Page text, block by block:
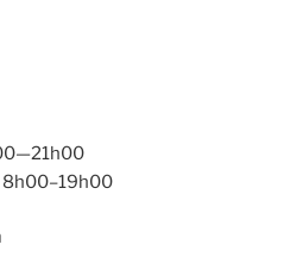
8h00–19h00